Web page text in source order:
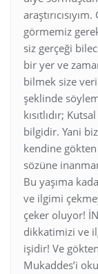
görmemiz
siz gerçeği
bir yer ve
bilmek size
şeklinde
kısıtlıdır;
bilgidir. Yani
kendine gökten
sözüne
Bu yaşıma
ve ilgimi
çeker oluyor!
dikkatimizi ve
işidir! Ve
Mukaddes’i